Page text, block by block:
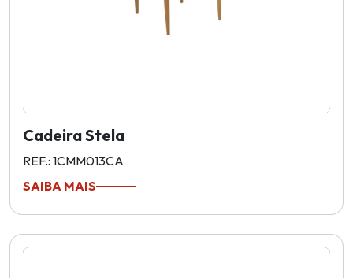
Cadeira Stela
REF.: 1CMM013CA
SAIBA MAIS